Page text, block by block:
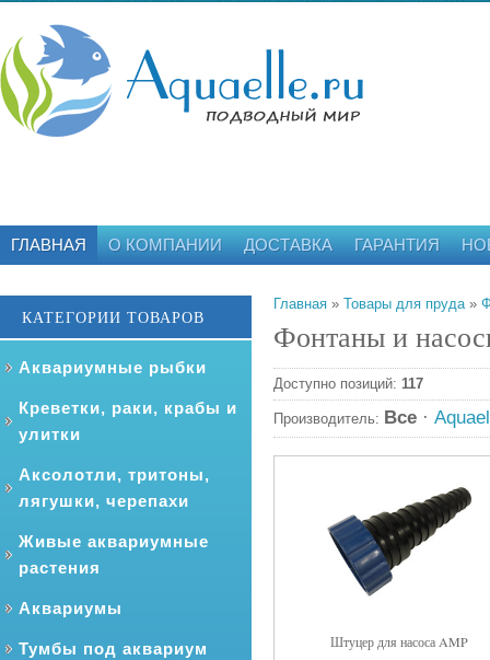
ГЛАВНАЯ О КОМПАНИИ ДОСТАВКА ГАРАНТИЯ
КАТЕГОРИИ ТОВАРОВ
Аквариумные рыбки
Креветки, раки, крабы и
улитки
Аксолотли, тритоны,
лягушки, черепахи
Живые аквариумные
растения
Аквариумы
Тумбы под аквариум
Главная » Товары для пруда »
Фонтаны и
Доступно позиций: 117
Производитель: Все ·
Штуцер для насоса AMP